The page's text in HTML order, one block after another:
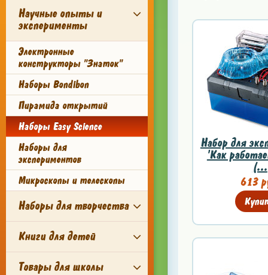
Научные опыты и
эксперименты
Электронные
конструкторы "Знаток"
Наборы Bondibon
Пирамида открытий
Наборы Easy Science
Наборы для
экспериментов
Микроскопы и телескопы
Наборы для творчества
Книги для детей
Товары для школы
Набор для
'Как
(...
613